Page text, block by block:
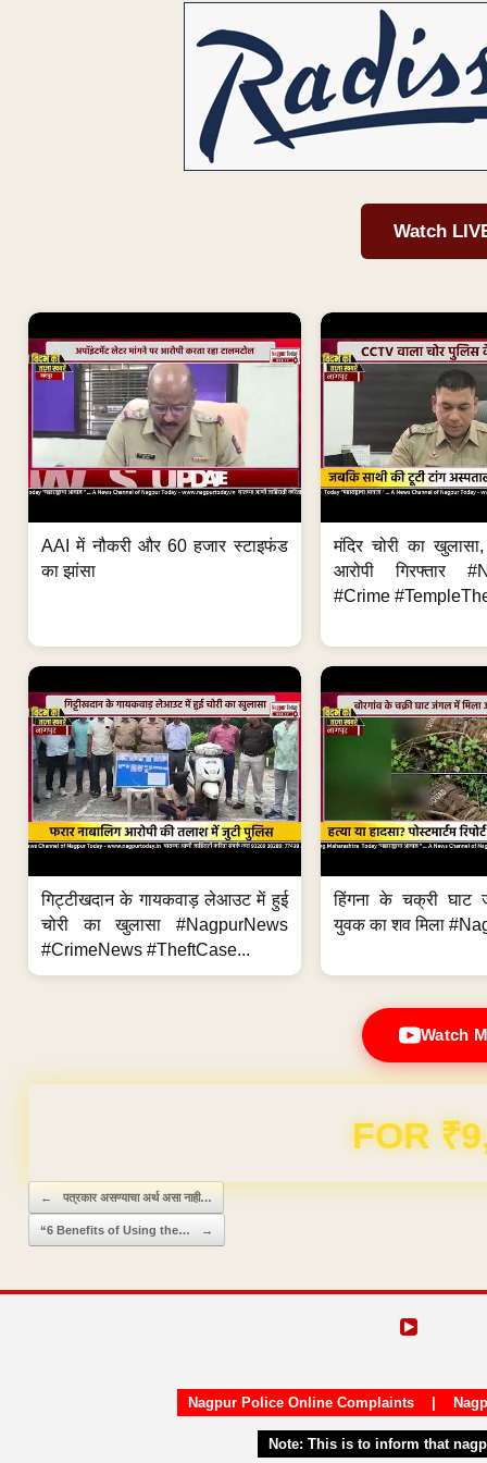
Watch
AAI में नौकरी और 60 हजार स्टाइफंड
का झांसा
मंदिर चोरी का
आरोपी गिरफ्तार
#Crime
गिट्टीखदान के गायकवाड़ लेआउट में हुई
चोरी का खुलासा #NagpurNews
#CrimeNews #TheftCase...
हिंगना के चक्री घाट
युवक का शव मिला
Watch
Domain & Hosting
Post navigation
← पत्रकार असण्याचा अर्थ असा नाही…
“6 Benefits of Using the… →
Nagpur Police Online Complaints|
Note: This is to inform that